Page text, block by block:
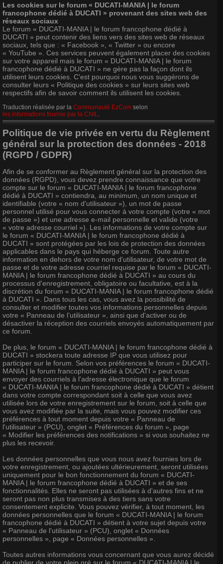
Les cookies sur le forum « DUCATI-MANIA | le forum
francophone dédié à DUCATI » provenant des sites web des
réseaux sociaux
Le forum « DUCATI-MANIA | le forum francophone dédié à
DUCATI » peut contenir des liens vers des sites web de réseaux
sociaux, tels que : « Facebook », « Twitter » ou encore
« YouTube ». Ces services peuvent également placer des cookies
sur votre appareil mais le forum « DUCATI-MANIA | le forum
francophone dédié à DUCATI » ne gère pas la façon dont ils
utilisent leurs cookies. C'est pourquoi nous vous suggérons de
consulter leurs « Politique des cookies » sur leurs sites web
respectifs afin de savoir comment ils utilisent les cookies.
Traduction réalisée par la Communauté EzCom selon
les informations fournie par la CNIL.
Politique de vie privée en vertu du Règlement
général sur la protection des données - 2018
(RGPD / GDPR)
Afin de se conformer au Règlement général sur la protection des
données (RGPD), vous devez prendre connaissance que votre
compte sur le forum « DUCATI-MANIA | le forum francophone
dédié à DUCATI » contiendra, au minimum, un nom unique et
identifiable (votre « nom d'utilisateur »), un mot de passe
personnel utilisé pour vous connecter à votre compte (votre « mot
de passe ») et une adresse e-mail personnelle et valide (votre
« votre adresse courriel »). Les informations de votre compte sur
le forum « DUCATI-MANIA | le forum francophone dédié à
DUCATI » sont protégées par les lois de protection des données
applicables dans le pays qui héberge ce forum. Toute autre
information en dehors de votre nom d'utilisateur, de votre mot de
passe et de votre adresse courriel requise par le forum « DUCATI-
MANIA | le forum francophone dédié à DUCATI » au cours du
processus d'enregistrement, obligatoire ou facultative, est à la
discrétion du forum « DUCATI-MANIA | le forum francophone dédié
à DUCATI ». Dans tous les cas, vous avez la possibilité de
consulter et modifier toutes vos informations personnelles depuis
votre « Panneau de l’utilisateur », ainsi que d'activer ou de
désactiver la réception des courriels envoyés automatiquement par
ce forum.
De plus, le forum « DUCATI-MANIA | le forum francophone dédié à
DUCATI » stockera toute adresse IP que vous utilisez pour
participer sur le forum. Selon vos préférences le forum « DUCATI-
MANIA | le forum francophone dédié à DUCATI » peut vous
envoyer des courriels à l'adresse électronique que le forum
« DUCATI-MANIA | le forum francophone dédié à DUCATI » détient
dans votre compte correspondant soit à celle que vous avez
utilisée lors de votre enregistrement sur le forum, soit à celle que
vous avez modifiée par la suite, mais vous pouvez modifier ces
préférences à tout moment depuis votre « Panneau de
l'utilisateur » (PCU), onglet « Préférences du forum », page
« Modifier les préférences des notifications » si vous souhaitez ne
plus les recevoir.
Les données personnelles que vous nous avez fournies lors de
votre enregistrement, ou ajoutées ultérieurement, seront utilisées
uniquement pour le bon fonctionnement du forum « DUCATI-
MANIA | le forum francophone dédié à DUCATI » et de ses
fonctionnalités. Elles ne seront pas utilisées à d'autres fins et ne
seront pas non plus transmises à des tiers sans votre
consentement explicite. Vous pouvez vérifier, à tout moment, les
données personnelles que le forum « DUCATI-MANIA | le forum
francophone dédié à DUCATI » détient à votre sujet depuis votre
« Panneau de l'utilisateur » (PCU), onglet « Données
personnelles », page « Données personnelles ».
Toutes autres informations vous concernant que vous aurez décidé